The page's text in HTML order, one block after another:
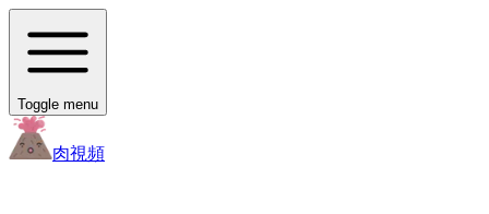
Toggle menu
肉視頻